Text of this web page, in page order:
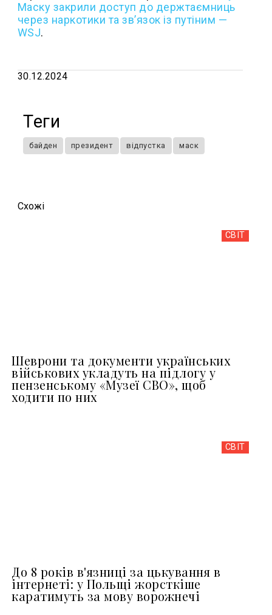
Маску закрили доступ до держтаємниць
через наркотики та зв’язок із путіним —
WSJ.
30.12.2024
Теги
байден президент відпустка маск
Схожi
СВІТ
Шеврони та документи українських
військових укладуть на підлогу у
пензенському «Музеї СВО», щоб
ходити по них
СВІТ
До 8 років в'язниці за цькування в
інтернеті: у Польщі жорсткіше
каратимуть за мову ворожнечі